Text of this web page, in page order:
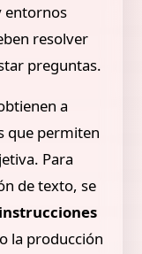
entornos
resolver
preguntas.
a
que permiten
Para
de texto, se
la producción